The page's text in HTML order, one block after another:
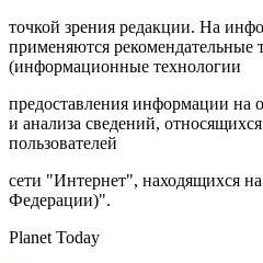
точкой зрения редакции. На
применяются рекомендательные
(информационные технологии
предоставления информации на
и анализа сведений,
пользователей
сети "Интернет", находящихся
Федерации)".
Planet Today